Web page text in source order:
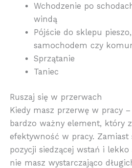
Wchodzenie po
windą
Pójście do sklepu
samochodem czy
Sprzątanie
Taniec
Ruszaj się w przerwach
Kiedy masz przerwę w pracy
bardzo ważny element, który
efektywność w pracy. Zamiast
pozycji siedzącej wstań i
nie masz wystarczająco